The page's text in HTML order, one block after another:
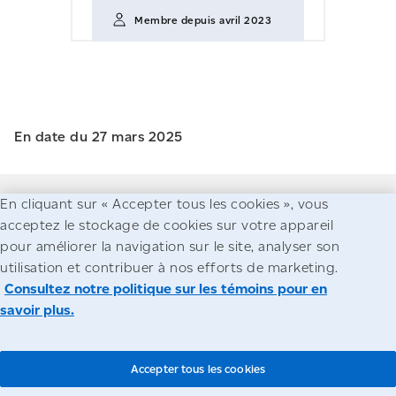
Membre depuis avril 2023
En date du 27 mars 2025
Accessibilité Avis juridiques Confidentialité
En cliquant sur « Accepter tous les cookies », vous
acceptez le stockage de cookies sur votre appareil
pour améliorer la navigation sur le site, analyser son
utilisation et contribuer à nos efforts de marketing.
Consultez notre politique sur les témoins pour en
savoir plus.
Accepter tous les cookies